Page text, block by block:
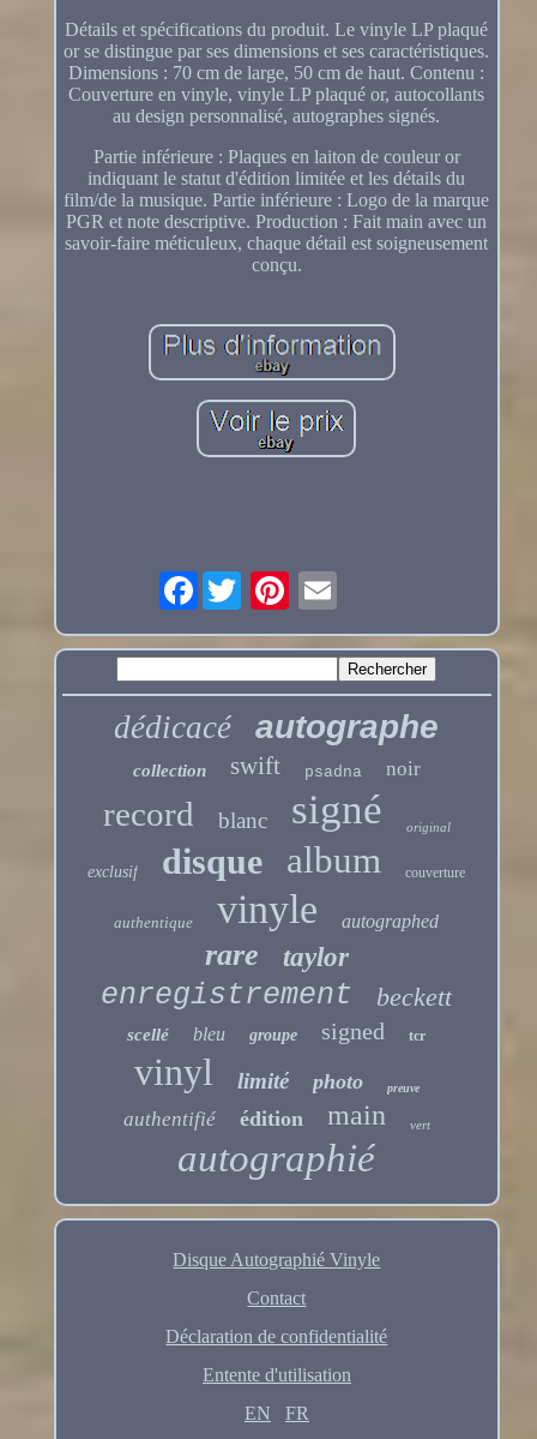
Détails et spécifications du produit. Le vinyle LP plaqué
or se distingue par ses dimensions et ses caractéristiques.
Dimensions : 70 cm de large, 50 cm de haut. Contenu :
Couverture en vinyle, vinyle LP plaqué or, autocollants
au design personnalisé, autographes signés.
Partie inférieure : Plaques en laiton de couleur or
indiquant le statut d'édition limitée et les détails du
film/de la musique. Partie inférieure : Logo de la marque
PGR et note descriptive. Production : Fait main avec un
savoir-faire méticuleux, chaque détail est soigneusement
conçu.
Facebook
dédicacé autographe
collection swift psadna noir
record blanc signé original
exclusif disque album couverture
authentique vinyle autographed
rare taylor
enregistrement beckett
scellé bleu groupe signed tcr
vinyl limité photo preuve
authentifié édition main vert
autographié
Disque Autographié Vinyle
Contact
Déclaration de confidentialité
Entente d'utilisation
EN
FR